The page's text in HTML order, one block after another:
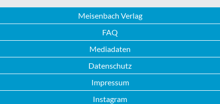
Meisenbach Verlag
FAQ
Mediadaten
Datenschutz
Impressum
Instagram